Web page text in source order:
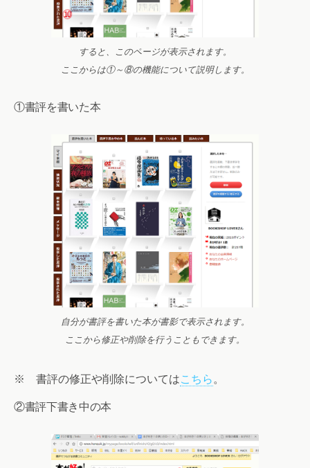
すると、このページが表示されます。
ここからは①～⑧の機能について説明します。
①書評を書いた本
自分が書評を書いた本が書影で表示されます。
ここから修正や削除を行うこともできます。
※ 書評の修正や削除についてはこちら 。
②書評下書き中の本